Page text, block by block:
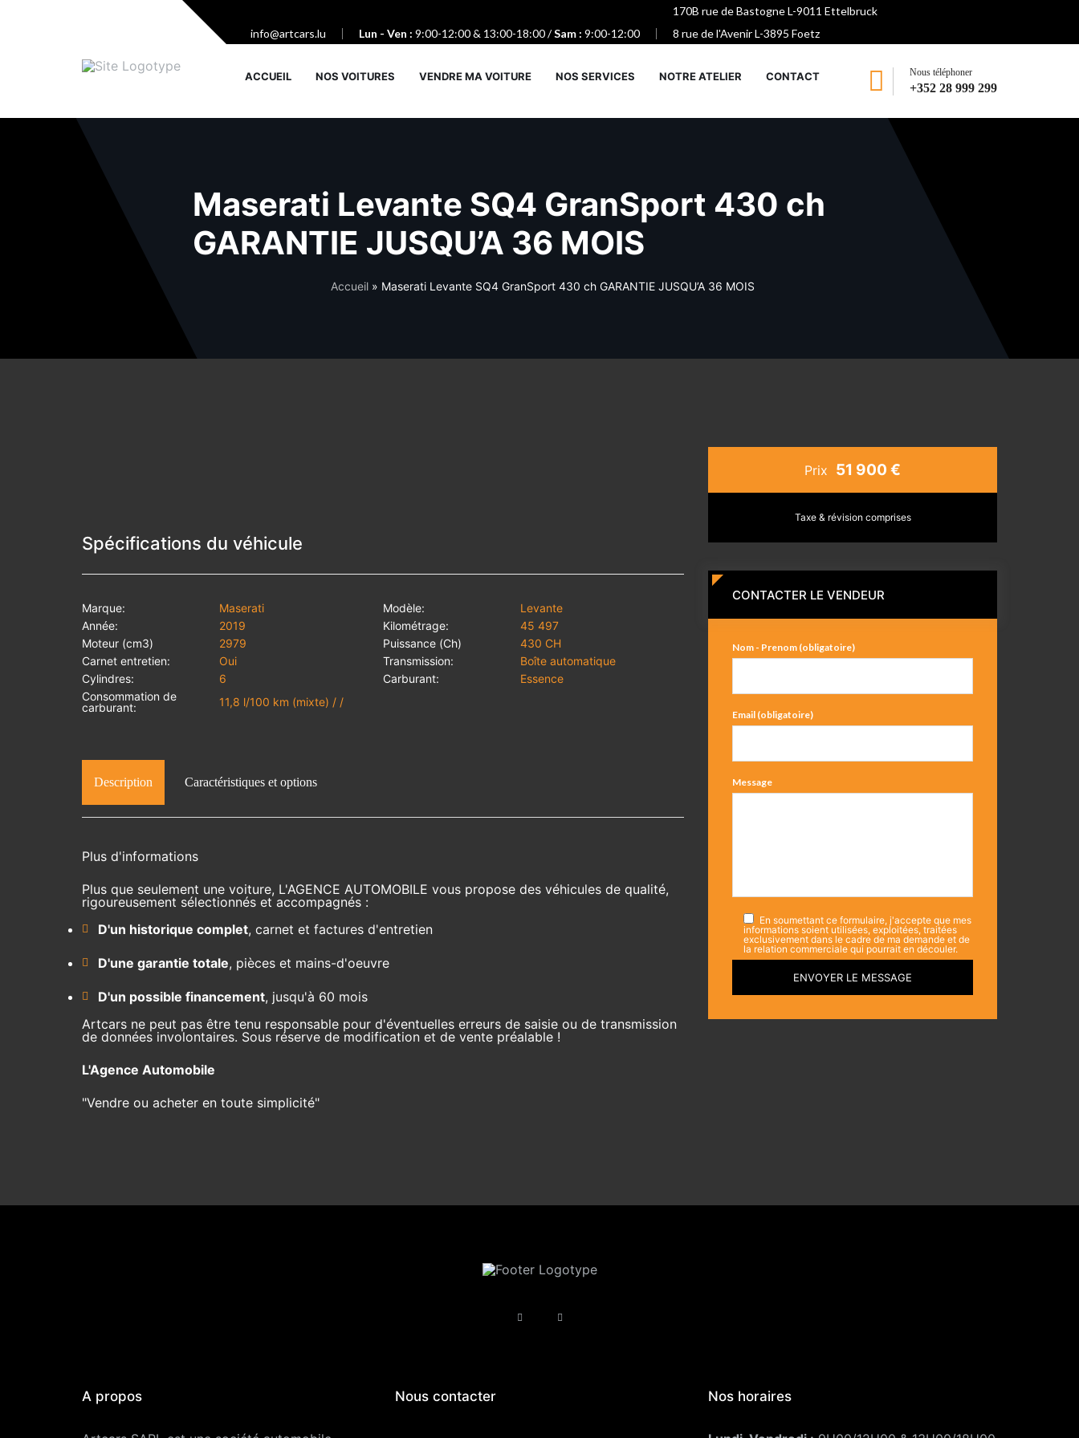
info@artcars.lu Lun - Ven : 9:00-12:00 & 13:00-18:00 /Sam : 9:00-12:00
170B rue de Bastogne L-9011 Ettelbruck
8 rue de l'Avenir L-3895 Foetz
Nous téléphoner
+352 28 999 299
ACCUEIL NOS VOITURES VENDRE MA VOITURE NOS SERVICES NOTRE ATELIER CONTACT
Maserati Levante SQ4 GranSport 430 ch
GARANTIE JUSQU’A 36 MOIS
Accueil» Maserati Levante SQ4 GranSport 430 ch GARANTIE JUSQU’A 36 MOIS
Spécifications du véhicule
Marque: Maserati Modèle:
Levante
Année:
2019 Kilométrage:
45 497
Moteur (cm3)
2979 Puissance (Ch)
430 CH
Carnet entretien:
Oui Transmission:
Boîte automatique
Cylindres:
6 Carburant:
Essence
Consommation de
carburant:
11,8 l/100 km (mixte) / /
Description Caractéristiques et options
Plus d'informations
Plus que seulement une voiture, L'AGENCE AUTOMOBILE vous propose des véhicules de qualité,
rigoureusement sélectionnés et accompagnés :
D'un historique complet, carnet et factures d'entretien
D'une garantie totale, pièces et mains-d'oeuvre
D'un possible financement, jusqu'à 60 mois
Artcars ne peut pas être tenu responsable pour d'éventuelles erreurs de saisie ou de transmission
de données involontaires. Sous réserve de modification et de vente préalable !
L'Agence Automobile
"Vendre ou acheter en toute simplicité"
Prix 51 900 €
Taxe & révision comprises
CONTACTER LE VENDEUR
Nom - Prenom (obligatoire)
Email (obligatoire)
Message
En soumettant ce formulaire, j'accepte que mes
informations soient utilisées, exploitées, traitées
exclusivement dans le cadre de ma demande et de
la relation commerciale qui pourrait en découler.
ENVOYER LE MESSAGE
A propos Nous contacter Nos horaires